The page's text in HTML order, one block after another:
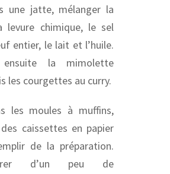
une jatte, mélanger la
levure chimique, le sel
entier, le lait et l’huile.
ensuite la mimolette
les courgettes au curry.
les moules à muffins,
caissettes en papier
de la préparation.
d’un peu de